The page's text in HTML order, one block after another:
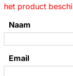
het product
Naam
Email